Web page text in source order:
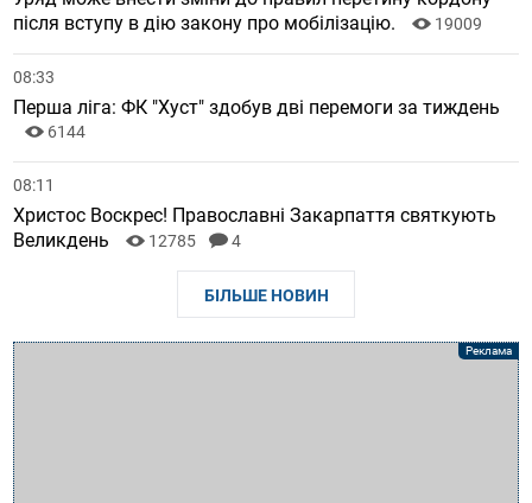
після вступу в дію закону про мобілізацію.
19009
08:33
Перша ліга: ФК "Хуст" здобув дві перемоги за тиждень
6144
08:11
Христос Воскрес! Православні Закарпаття святкують
Великдень
12785 4
БІЛЬШЕ НОВИН